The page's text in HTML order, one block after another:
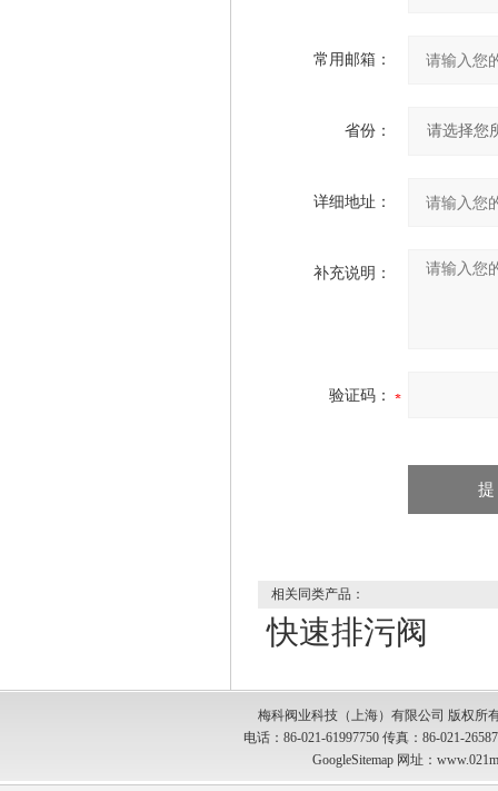
常用邮箱：
省份：
详细地址：
补充说明：
验证码：
相关同类产品：
快速排污阀
梅科阀业科技（上海）有限公司 版权所
电话：86-021-61997750 传真：86-021-
GoogleSitemap 网址：